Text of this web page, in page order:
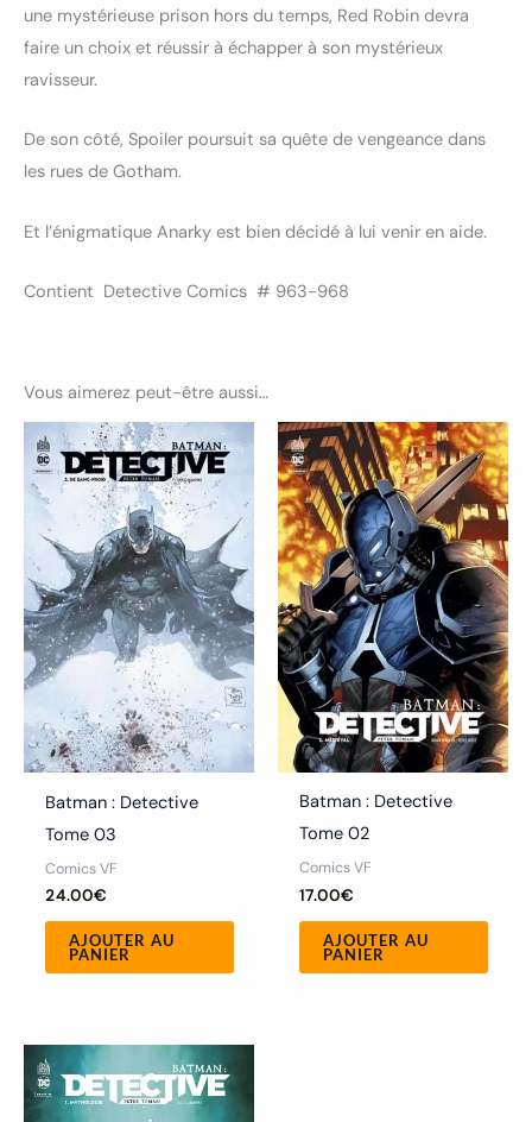
une mystérieuse prison hors du temps, Red Robin devra
faire un choix et réussir à échapper à son mystérieux
ravisseur.
De son côté, Spoiler poursuit sa quête de vengeance dans
les rues de Gotham.
Et l’énigmatique Anarky est bien décidé à lui venir en aide.
Contient Detective Comics # 963-968
Vous aimerez peut-être aussi…
Batman : Detective
Tome 03
Comics VF
24.00€
AJOUTER AU
PANIER
Batman : Detective
Tome 02
Comics VF
17.00€
AJOUTER AU
PANIER